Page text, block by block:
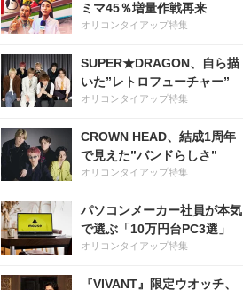
ミマ45％増量作戦再来
オリコンタイアップ特集
SUPER★DRAGON、自ら描
いた”レトロフューチャー”
オリコンタイアップ特集
CROWN HEAD、結成1周年
で見えた”バンドらしさ”
オリコンタイアップ特集
パソコンメーカー社員が本気
で選ぶ「10万円台PC3選」
オリコンタイアップ特集
『VIVANT』限定ウオッチ、